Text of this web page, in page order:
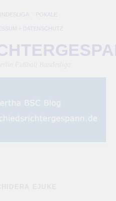
POKALE
+ DATENSCHUTZ